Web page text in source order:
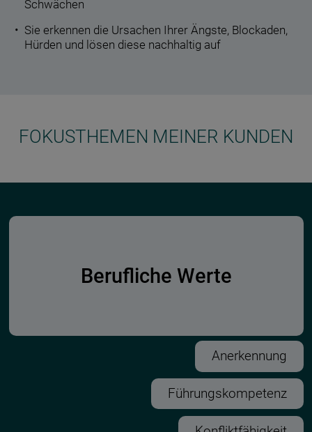
Schwächen
Sie erkennen die Ursachen Ihrer Ängste, Blockaden,
Hürden und lösen diese nachhaltig auf
FOKUSTHEMEN MEINER KUNDEN
Anerkennung
Führungskompetenz
Berufliche Werte